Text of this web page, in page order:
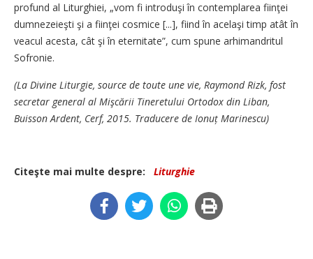
profund al Liturghiei, „vom fi introduşi în contemplarea fiinţei
dumnezeieşti şi a fiinţei cosmice [...], fiind în acelaşi timp atât în
veacul acesta, cât şi în eternitate”, cum spune arhimandritul
Sofronie.
(La Divine Liturgie, source de toute une vie, Raymond Rizk, fost
secretar general al Mişcării Tineretului Ortodox din Liban,
Buisson Ardent, Cerf, 2015. Traducere de Ionuț Marinescu)
Citeşte mai multe despre: Liturghie